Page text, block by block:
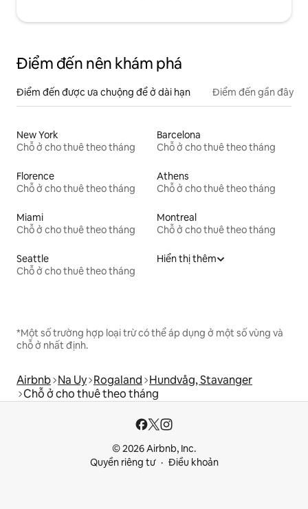
Điểm đến nên khám phá
Điểm đến được ưa chuộng để ở dài hạn Điểm đến gần đây
New York
Chỗ ở cho thuê theo tháng
Barcelona
Chỗ ở cho thuê theo tháng
Florence
Chỗ ở cho thuê theo tháng
Athens
Chỗ ở cho thuê theo tháng
Miami
Chỗ ở cho thuê theo tháng
Montreal
Chỗ ở cho thuê theo tháng
Seattle
Chỗ ở cho thuê theo tháng
Hiển thị thêm
*Một số trường hợp loại trừ có thể áp dụng ở một số vùng và
chỗ ở nhất định.
Airbnb Na Uy Rogaland Hundvåg, Stavanger
Chỗ ở cho thuê theo tháng
© 2026 Airbnb, Inc.
Quyền riêng tư
Điều khoản